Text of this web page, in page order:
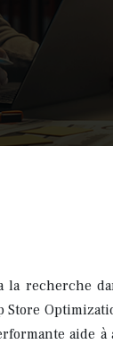
recherche